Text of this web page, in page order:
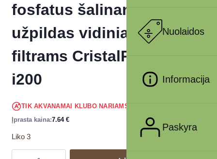
Nuolaidos
Informacija
Paskyra
fosfatus šalinantis
užpildas vidiniams
filtrams CristalProfi i60 –
i200
TIK AKVANAMAI KLUBO NARIAMS
Įprasta kaina:7.64 €
Liko 3